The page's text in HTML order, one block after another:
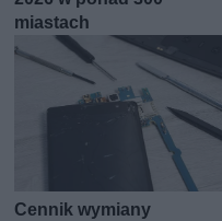
miastach
Cennik wymiany